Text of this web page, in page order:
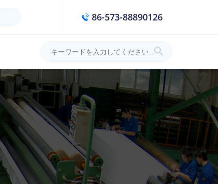
86-573-88890126